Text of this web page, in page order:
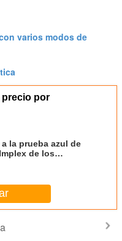
varios modos de
precio por
la prueba azul de
de los